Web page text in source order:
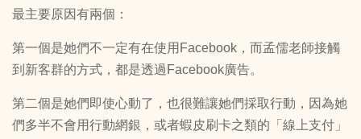
最主要原因有兩個：
第一個是她們不一定有在使用Facebook，而孟儒老師接觸
到新客群的方式，都是透過Facebook廣告。
第二個是她們即使心動了，也很難讓她們採取行動，因為她
們多半不會用行動網銀，或者蝦皮刷卡之類的「線上支付」